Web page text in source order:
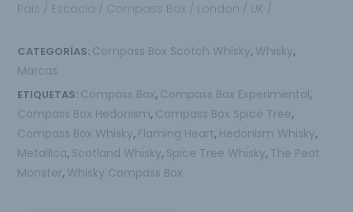
Pais / Escocia / Compass Box / London / UK /
CATEGORÍAS: Compass Box Scotch Whisky, Whisky,
Marcas
ETIQUETAS: Compass Box, Compass Box Experimental,
Compass Box Hedonism, Compass Box Spice Tree,
Compass Box Whisky, Flaming Heart, Hedonism Whisky,
Metallica, Scotland Whisky, Spice Tree Whisky, The Peat
Monster, Whisky Compass Box